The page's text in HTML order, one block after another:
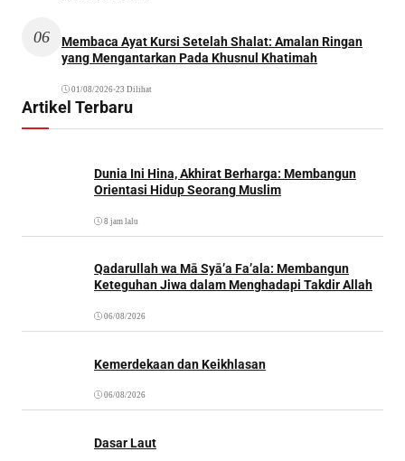
06
Membaca Ayat Kursi Setelah Shalat: Amalan Ringan
yang Mengantarkan Pada Khusnul Khatimah
01/08/2026•23 Dilihat
Artikel Terbaru
Dunia Ini Hina, Akhirat Berharga: Membangun
Orientasi Hidup Seorang Muslim
8 jam lalu
Qadarullah wa Mā Syā’a Fa’ala: Membangun
Keteguhan Jiwa dalam Menghadapi Takdir Allah
06/08/2026
Kemerdekaan dan Keikhlasan
06/08/2026
Dasar Laut